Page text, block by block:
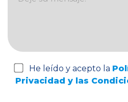
He leído y acepto la
Privacidad y las